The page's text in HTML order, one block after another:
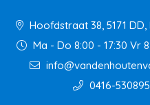
Hoofdstraat 38, 5171
Ma - Do 8:00 - 17:30 Vr
0416-530895